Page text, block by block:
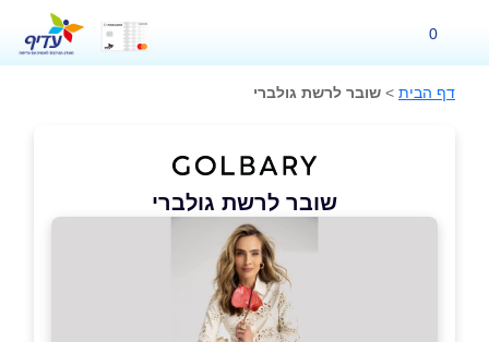
0
דף הבית > שובר לרשת גולברי
שובר לרשת גולברי